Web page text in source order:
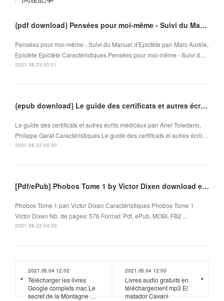
{pdf download} Pensées pour moi-même - Suivi du Manuel d'Epictète
Pensées pour moi-même - Suivi du Manuel d'Epictète pan Marc Aurèle,
Epictète Epictète Caractéristiques Pensées pour moi-même - Suivi d…
2021.08.23 05:01
{epub download} Le guide des certificats et autres écrits médicaux
Le guide des certificats et autres écrits médicaux pan Ariel Toledano,
Philippe Garat Caractéristiques Le guide des certificats et autres écrit…
2021.08.23 05:00
[Pdf/ePub] Phobos Tome 1 by Victor Dixen download ebook
Phobos Tome 1 pan Victor Dixen Caractéristiques Phobos Tome 1
Victor Dixen Nb. de pages: 576 Format: Pdf, ePub, MOBI, FB2 ...
2021.08.23 04:59
2021.05.04 12:02
Télécharger les livres
Google complets mac Le
secret de la Montagne …
2021.05.04 12:00
Livres audio gratuits en
téléchargement mp3 El
matador Cavani